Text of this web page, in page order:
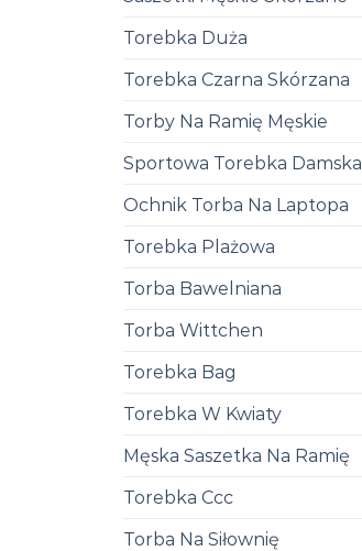
Torebka Duża
Torebka Czarna Skórzana
Torby Na Ramię Męskie
Sportowa Torebka Damska
Ochnik Torba Na Laptopa
Torebka Plażowa
Torba Bawelniana
Torba Wittchen
Torebka Bag
Torebka W Kwiaty
Męska Saszetka Na Ramię
Torebka Ccc
Torba Na Siłownię